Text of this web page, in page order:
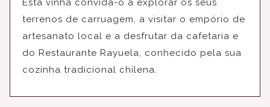
Esta vinha convida-o a explorar os seus
terrenos de carruagem, a visitar o empório de
artesanato local e a desfrutar da cafetaria e
do Restaurante Rayuela, conhecido pela sua
cozinha tradicional chilena.